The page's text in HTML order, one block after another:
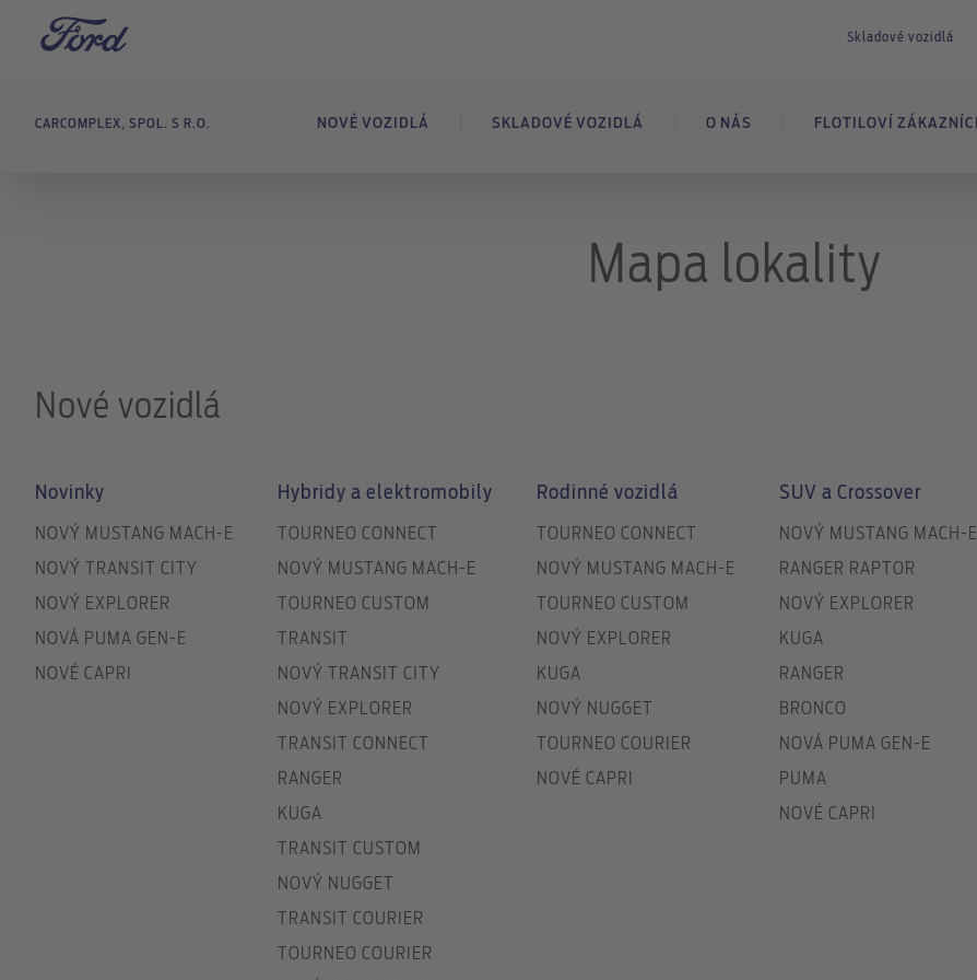
Skladové vozidlá
CARCOMPLEX, SPOL. S R.O. NOVÉ VOZIDLÁ SKLADOVÉ VOZIDLÁ O NÁS FLOTILOVÍ ZÁKAZNÍCI
Mapa lokality
Nové vozidlá
Novinky
NOVÝ MUSTANG MACH-E
NOVÝ TRANSIT CITY
NOVÝ EXPLORER
NOVÁ PUMA GEN-E
NOVÉ CAPRI
Hybridy a elektromobily
TOURNEO CONNECT
NOVÝ MUSTANG MACH-E
TOURNEO CUSTOM
TRANSIT
NOVÝ TRANSIT CITY
NOVÝ EXPLORER
TRANSIT CONNECT
RANGER
KUGA
TRANSIT CUSTOM
NOVÝ NUGGET
TRANSIT COURIER
TOURNEO COURIER
Rodinné vozidlá
TOURNEO CONNECT
NOVÝ MUSTANG MACH-E
TOURNEO CUSTOM
NOVÝ EXPLORER
KUGA
NOVÝ NUGGET
TOURNEO COURIER
NOVÉ CAPRI
SUV a Crossover
NOVÝ MUSTANG MACH-E
RANGER RAPTOR
NOVÝ EXPLORER
KUGA
RANGER
BRONCO
NOVÁ PUMA GEN-E
PUMA
NOVÉ CAPRI